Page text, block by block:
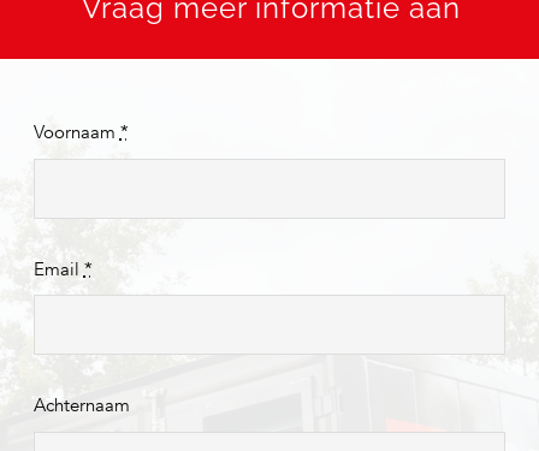
Vraag meer informatie aan
Voornaam *
Email *
Achternaam